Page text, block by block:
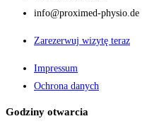
info@proximed-physio.de
Zarezerwuj wizytę teraz
Impressum
Ochrona danych
Godziny otwarcia